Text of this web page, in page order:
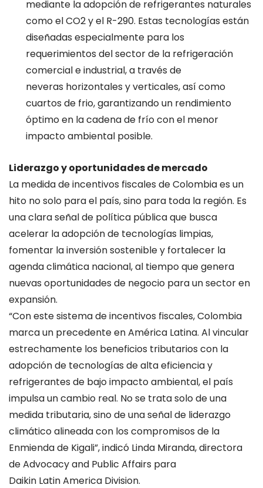
mediante la adopción de refrigerantes naturales
como el CO2 y el R-290. Estas tecnologías están
diseñadas especialmente para los
requerimientos del sector de la refrigeración
comercial e industrial, a través de
neveras horizontales y verticales, así como
cuartos de frio, garantizando un rendimiento
óptimo en la cadena de frío con el menor
impacto ambiental posible.
Liderazgo y oportunidades de mercado
La medida de incentivos fiscales de Colombia es un
hito no solo para el país, sino para toda la región. Es
una clara señal de política pública que busca
acelerar la adopción de tecnologías limpias,
fomentar la inversión sostenible y fortalecer la
agenda climática nacional, al tiempo que genera
nuevas oportunidades de negocio para un sector en
expansión.
“Con este sistema de incentivos fiscales, Colombia
marca un precedente en América Latina. Al vincular
estrechamente los beneficios tributarios con la
adopción de tecnologías de alta eficiencia y
refrigerantes de bajo impacto ambiental, el país
impulsa un cambio real. No se trata solo de una
medida tributaria, sino de una señal de liderazgo
climático alineada con los compromisos de la
Enmienda de Kigali”, indicó Linda Miranda, directora
deAdvocacy and Public Affairs para
Daikin Latin America Division.